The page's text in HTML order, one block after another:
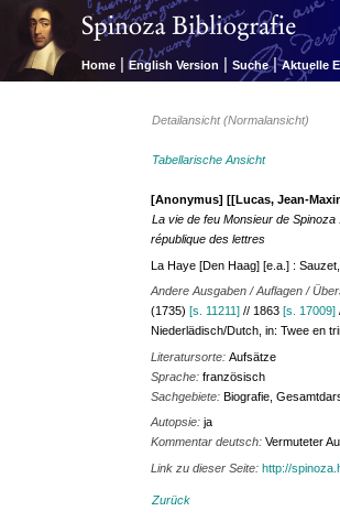
Home | English Version | Suche | Aktuelle
Detailansicht (Normalansicht)
Tabellarische Ansicht
[Anonymus] [[Lucas, Jean-
La vie de feu Monsieur de
république des lettres
La Haye [Den Haag] [e.a.] : Sauzet,
Andere Ausgaben / Auflagen /
(1735)[s. 11211] // 1863[s. 17009]
Niederlädisch/Dutch, in: Twee en
Literatursorte:Aufsätze
Sprache:französisch
Sachgebiete:Biografie,
Autopsie:ja
Kommentar deutsch:Vermuteter
Link zu dieser Seite:http://
Zurück